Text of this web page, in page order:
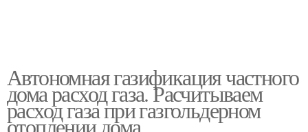
Автономная газификация частного
дома расход газа. Расчитываем
расход газа при газгольдерном